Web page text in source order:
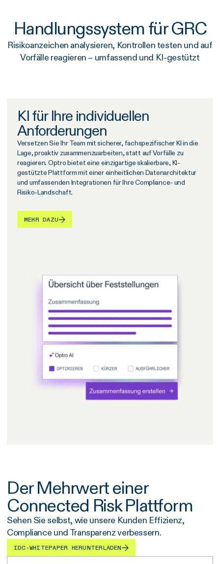
Handlungssystem für GRC
Risikoanzeichen analysieren, Kontrollen testen und auf
Vorfälle reagieren – umfassend und KI-gestützt
KI für Ihre individuellen
Anforderungen
Versetzen Sie Ihr Team mit sicherer, fachspezifischer KI in die
Lage, proaktiv zusammenzuarbeiten, statt auf Vorfälle zu
reagieren. Optro bietet eine einzigartige skalierbare, KI-
gestützte Plattform mit einer einheitlichen Datenarchitektur
und umfassenden Integrationen für Ihre Compliance- und
Risiko-Landschaft.
MEHR DAZU
Der Mehrwert einer
Connected Risk Plattform
Sehen Sie selbst, wie unsere Kunden Effizienz,
Compliance und Transparenz verbessern.
IDC-WHITEPAPER HERUNTERLADEN